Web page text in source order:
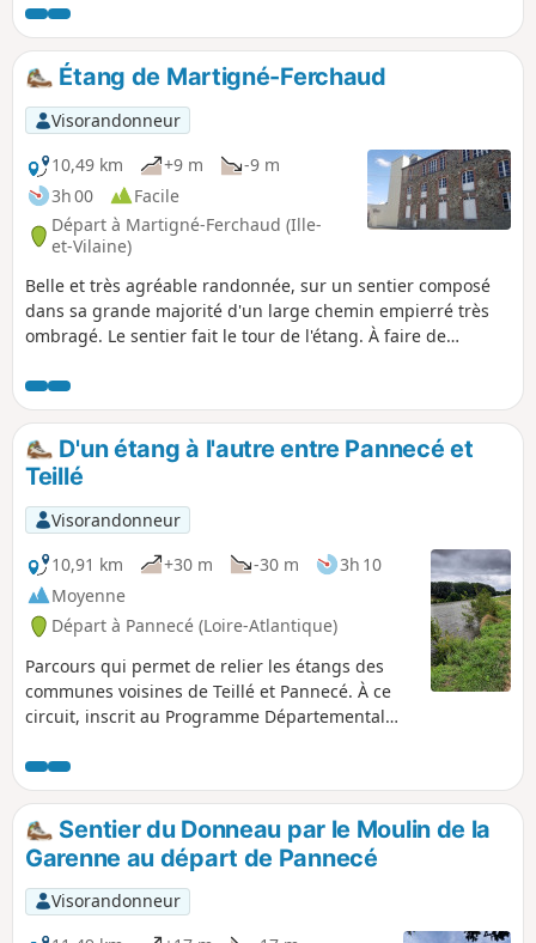
Forêt d'Araize, vous goutterez, ensuite
au calme et à la sérénité de l'Étang de la
Forge.Étang de Martigné-Ferchaud
Visorandonneur
10,49 km
+9 m
-9 m
3h 00
Facile
Départ à Martigné-Ferchaud (Ille-
et-Vilaine)
Belle et très agréable randonnée, sur un sentier composé
dans sa grande majorité d'un large chemin empierré très
ombragé. Le sentier fait le tour de l'étang. À faire de
D'un étang à l'autre entre Pannecé et
Teillé
Visorandonneur
10,91 km
+30 m -30 m
3h 10
Moyenne
Départ à Pannecé (Loire-Atlantique)
Parcours qui permet de relier les étangs des
communes voisines de Teillé et Pannecé. À ce
circuit, inscrit au Programme Départemental
(PDIPR) et balisé à ce titre en Jaune, j'ai ajouté le
tour complet du joli Étang de Teillé qui mérite
véritablement le détour. Vous déambulerez sur
l'ancienne voie ferrée transformée en voie verte
sur environ 1/3 du parcours. Elle vous procurera
une ombre bienfaisante par temps chaud.
Sentier du Donneau par le Moulin de la
Garenne au départ de Pannecé
Visorandonneur